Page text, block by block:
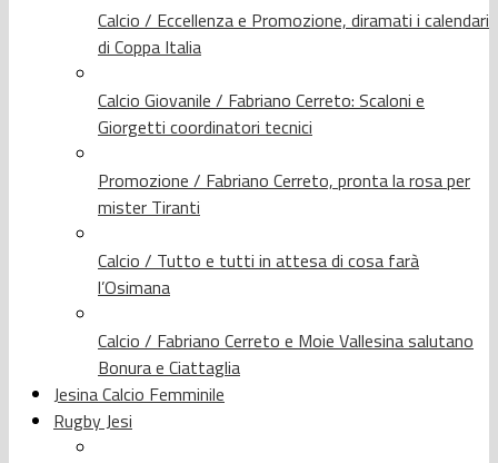
Calcio / Eccellenza e Promozione, diramati i calendari
di Coppa Italia
Calcio Giovanile / Fabriano Cerreto: Scaloni e
Giorgetti coordinatori tecnici
Promozione / Fabriano Cerreto, pronta la rosa per
mister Tiranti
Calcio / Tutto e tutti in attesa di cosa farà
l’Osimana
Calcio / Fabriano Cerreto e Moie Vallesina salutano
Bonura e Ciattaglia
Jesina Calcio Femminile
Rugby Jesi